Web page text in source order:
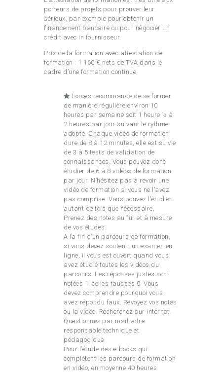
porteurs de projets pour prouver leur
sérieux, par exemple pour obtenir un
financement bancaire ou pour négocier un
crédit avec in fournisseur.
Prix de la formation avec attestation de
formation : 1 160 € nets de TVA dans le
cadre d’une formation continue.
Forces recommande de se former
de manière régulière environ 10
heures par semaine soit 1 heure ½ à
2 heures par jour suivant le rythme
adopté. Chaque vidéo de formation
dure de 8 à 12 minutes, elle est suivie
de 3 à 5 tests de validation de
connaissances. Vous pouvez donc
étudier de 6 à 8 vidéos de formation
par jour. N’hésitez pas à revoir une
vidéo de formation si vous ne l’avez
pas comprise. Vous pouvez l’étudier
autant de fois que nécessaire.
Prenez des notes au fur et à mesure
de vos études.
A la fin d’un parcours de formation,
si vous devez soutenir un examen en
ligne, il vous est ouvert quand vous
avez étudié toutes les vidéos du
parcours. Les réponses justes sont
notées 1, celles fausses 0. Vous
devez comprendre pourquoi vous
avez répondu faux. Revoyez vos notes
ou la vidéo. Recherchez sur internet.
Questionnez par mail votre
responsable technique et
pédagogique.
Pour l’étude des e-books qui
complètent les parcours de formation
en vidéo, en moyenne 40 heures